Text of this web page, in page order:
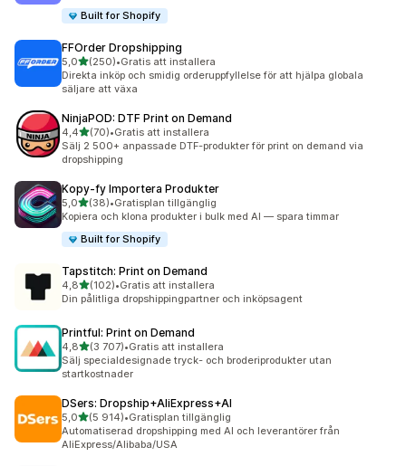
Built for Shopify
FFOrder Dropshipping
5,0av 5 stjärnor
(250)
250 recensioner totalt
•Gratis att installera
Direkta inköp och smidig orderuppfyllelse för att hjälpa globala
säljare att växa
NinjaPOD: DTF Print on Demand
4,4av 5 stjärnor
(70)
70 recensioner totalt
•Gratis att installera
Sälj 2 500+ anpassade DTF-produkter för print on demand via
dropshipping
Kopy‑fy Importera Produkter
5,0av 5 stjärnor
(38)
38 recensioner totalt
•Gratisplan tillgänglig
Kopiera och klona produkter i bulk med AI — spara timmar
Built for Shopify
Tapstitch: Print on Demand
4,8av 5 stjärnor
(102)
102 recensioner totalt
•Gratis att installera
Din pålitliga dropshippingpartner och inköpsagent
Printful: Print on Demand
4,8av 5 stjärnor
(3 707)
3707 recensioner totalt
•Gratis att installera
Sälj specialdesignade tryck- och broderiprodukter utan
startkostnader
DSers: Dropship+AliExpress+AI
5,0av 5 stjärnor
(5 914)
5914 recensioner totalt
•Gratisplan tillgänglig
Automatiserad dropshipping med AI och leverantörer från
AliExpress/Alibaba/USA